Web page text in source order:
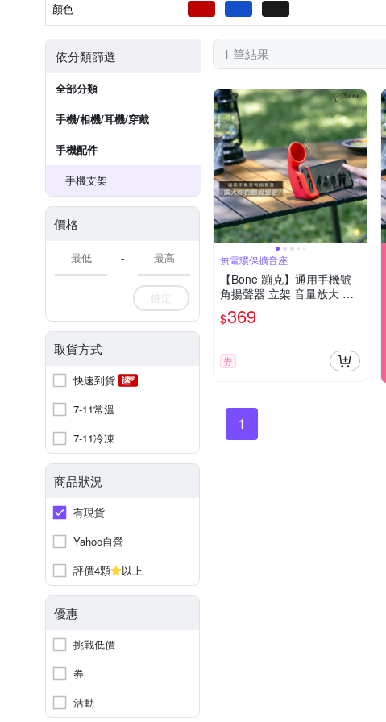
顏色
依分類篩選
全部分類
手機/相機/耳機/穿戴
手機配件
手機支架
價格
-
確定
取貨方式
快速到貨
7-11常溫
7-11冷凍
商品狀況
有現貨
Yahoo自營
評價4顆
以上
優惠
挑戰低價
券
活動
1 筆結果
無電環保擴音座
【Bone 蹦克】通用手機號
角揚聲器 立架 音量放大 擴
音器
$369
券
1